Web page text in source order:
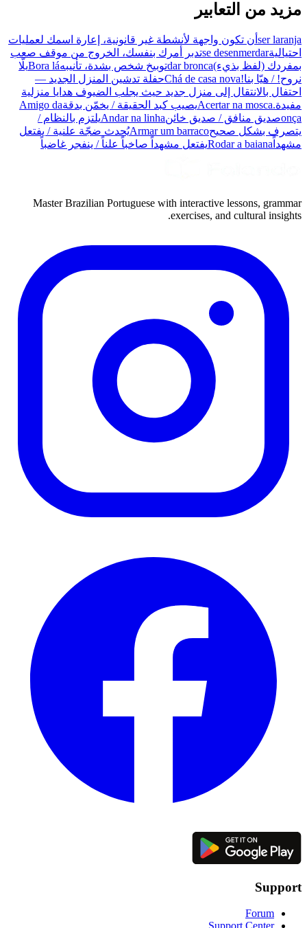
مزيد من التعابير
ser laranja أن تكون واجهة لأنشطة غير قانونية، إعارة اسمك لعمليات
احتياليةse desenmerdarتدبر أمرك بنفسك، الخروج من موقف صعب
بمفردك (لفظ بذيء)dar broncaتوبيخ شخص بشدة، تأنيبهBora láيلّا
نروح! / هيّا بنا!Chá de casa novaحفلة تدشين المنزل الجديد —
احتفال بالانتقال إلى منزل جديد حيث يجلب الضيوف هدايا منزلية
مفيدة.Acertar na moscaيصيب كبد الحقيقة / يخمّن بدقةAmigo da
onçaصديق منافق / صديق خائنAndar na linhaيلتزم بالنظام /
يتصرف بشكل صحيحArmar um barracoيُحدث ضجّة علنية / يفتعل
مشهداً Rodar a baianaيفتعل مشهداً صاخباً علناً / ينفجر غاضباً
Master Brazilian Portuguese with interactive lessons, grammar
exercises, and cultural insights.
Support
Forum